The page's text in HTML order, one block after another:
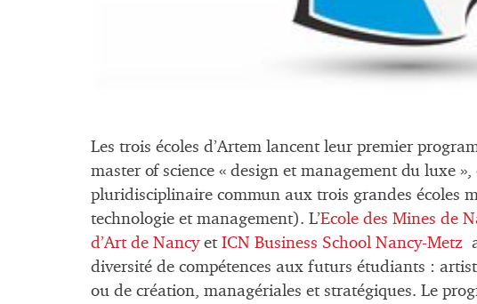
Les trois écoles d’Artem lancent leur premier
master of science « design et management du luxe
pluridisciplinaire commun aux trois grandes écoles
technologie et management). L’Ecole des Mines de
d’Art de NancyetICN Business School Nancy-Metz
diversité de compétences aux futurs étudiants :
ou de création, managériales et stratégiques. Le